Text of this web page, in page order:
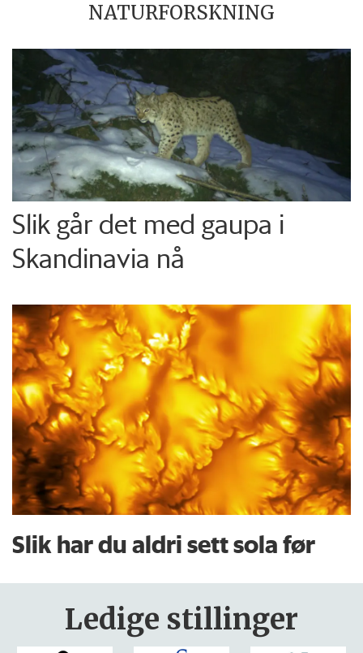
NATURFORSKNING
Slik går det med gaupa i
Skandinavia nå
Slik har du aldri sett sola før
Ledige stillinger